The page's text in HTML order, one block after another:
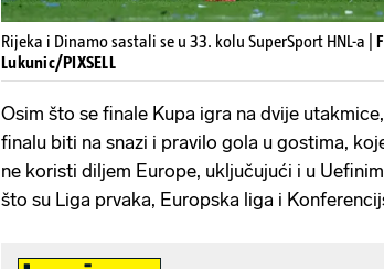
Rijeka i Dinamo sastali se u 33. kolu SuperSport HNL-a |
Lukunic/PIXSELL
Osim što se finale Kupa igra na dvije
finalu biti na snazi i pravilo gola u gostima,
ne koristi diljem Europe, uključujući i u
što su Liga prvaka, Europska liga i